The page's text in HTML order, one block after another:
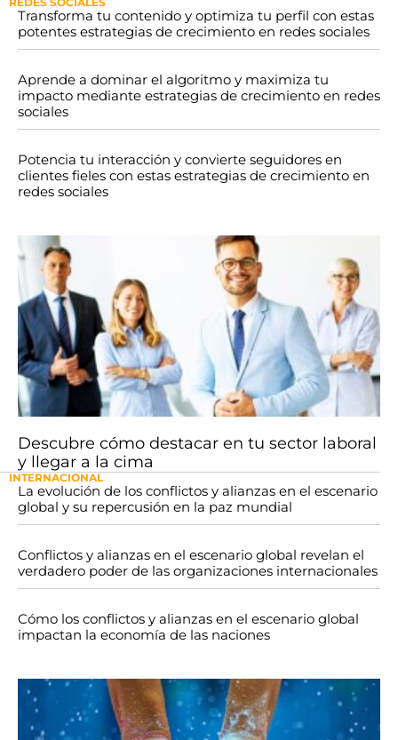
Transforma tu contenido y optimiza tu perfil con estas
potentes estrategias de crecimiento en redes sociales
Aprende a dominar el algoritmo y maximiza tu
impacto mediante estrategias de crecimiento en redes
sociales
Potencia tu interacción y convierte seguidores en
clientes fieles con estas estrategias de crecimiento en
redes sociales
Descubre cómo destacar en tu sector laboral
y llegar a la cima
INTERNACIONAL
La evolución de los conflictos y alianzas en el escenario
global y su repercusión en la paz mundial
Conflictos y alianzas en el escenario global revelan el
verdadero poder de las organizaciones internacionales
Cómo los conflictos y alianzas en el escenario global
impactan la economía de las naciones